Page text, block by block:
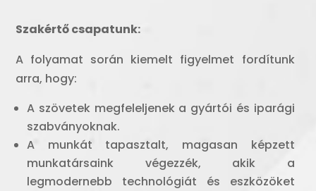
Szakértő csapatunk:
A folyamat során kiemelt figyelmet fordítunk
arra, hogy:
A szövetek megfeleljenek a gyártói és iparági
szabványoknak.
A munkát tapasztalt, magasan képzett
munkatársaink végezzék, akik a
legmodernebb technológiát és eszközöket